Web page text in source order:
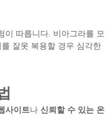
이 따릅니다. 비아그라를 모
잘못 복용할 경우 심각한
사이트나 신뢰할 수 있는 온